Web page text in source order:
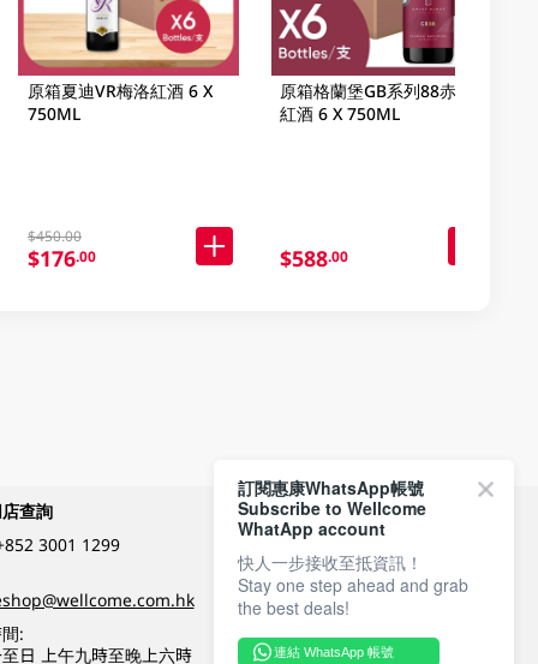
原箱夏迪VR梅洛紅酒 6 X
750ML
$450.00
$176.00
原箱格蘭堡GB系列88赤霞珠
紅酒 6 X 750ML
$588.00
查詢
3001 1299
:
日 上午九時至晚上六時
付款方式
關注我們
訂閱惠康WhatsApp帳號
Subscribe to Wellcome
WhatApp account
快人一步接收至抵資訊！
Stay one step ahead and grab
the best deals!
連結 WhatsApp 帳號